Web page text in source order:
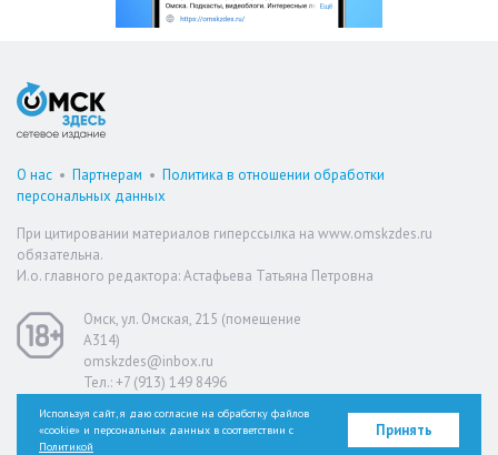
О нас • Партнерам • Политика в отношении обработки
персональных данных
При цитировании материалов гиперссылка на www.omskzdes.ru
обязательна.
И.о. главного редактора: Астафьева Татьяна Петровна
Омск, ул. Омская, 215 (помещение
А314)
omskzdes@inbox.ru
Тел.: +7 (913) 149 8496
Версия для слабовидящих
Используя сайт, я даю согласие на обработку файлов
«cookie» и персональных данных в соответствии с
Политикой
Принять